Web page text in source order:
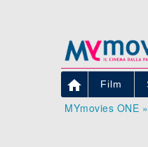
 Film
MYmovies ONE »